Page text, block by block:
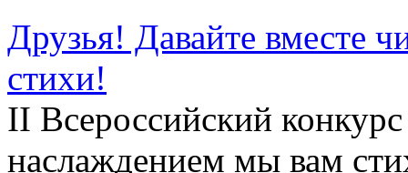
Друзья! Давайте вместе
стихи!
II Всероссийский
наслаждением мы вам